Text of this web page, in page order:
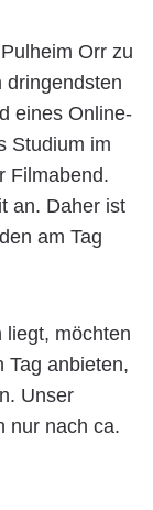
Orr zu
dringendsten
eines Online-
Studium im
Filmabend.
an. Daher ist
am Tag
liegt, möchten
Tag anbieten,
Unser
nur nach ca.